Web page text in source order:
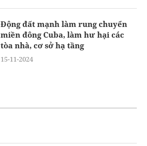
Động đất mạnh làm rung chuyển
miền đông Cuba, làm hư hại các
tòa nhà, cơ sở hạ tầng
15-11-2024